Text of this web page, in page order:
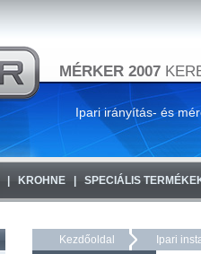
MÉRKER 2007
Ipari irányítás- és
KROHNE SPECIÁLIS
Kezdőoldal
Ipari